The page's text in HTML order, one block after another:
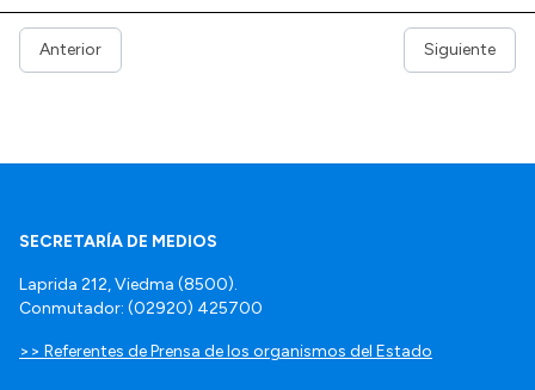
Anterior Siguiente
SECRETARÍA DE MEDIOS
Laprida 212, Viedma (8500).
Conmutador: (02920) 425700
>> Referentes de Prensa de los organismos del Estado